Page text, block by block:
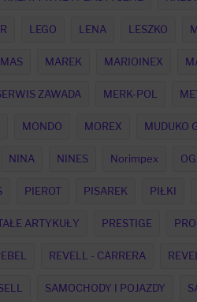
LEGO LENA LESZKO
MAREK MARIOINEX
ZAWADA MERK-POL
MONDO MOREX MUDUKO
NINA NINES Norimpex
PIEROT PISAREK PIŁKI
ARTYKUŁY PRESTIGE
REVELL - CARRERA
SAMOCHODY I POJAZDY